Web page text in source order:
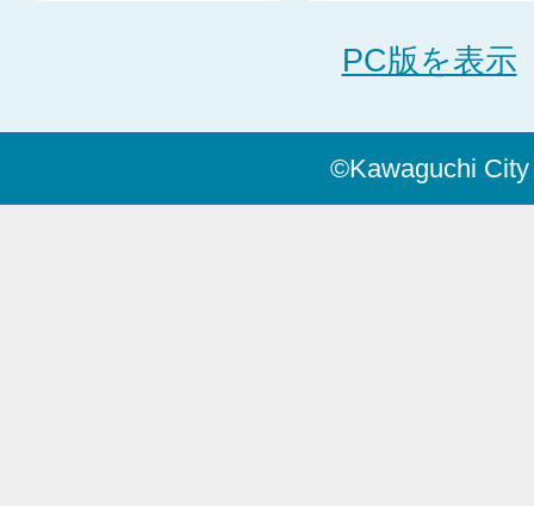
PC版を表示
©Kawaguchi City